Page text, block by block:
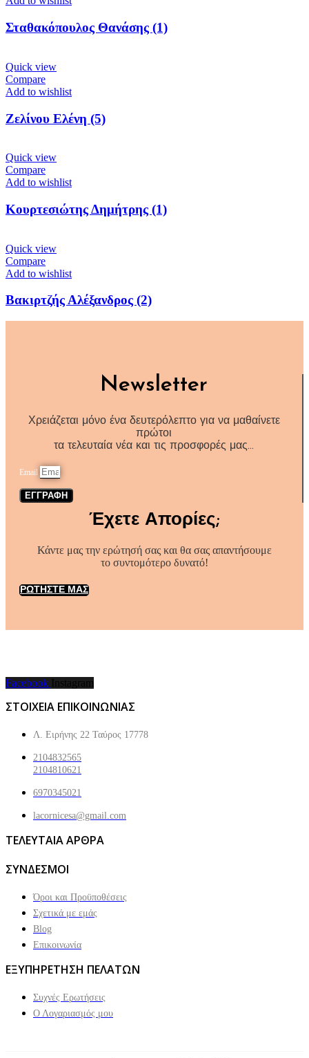
Σταθακόπουλος Θανάσης (1)
Quick view
Compare
Add to wishlist
Ζελίνου Ελένη (5)
Quick view
Compare
Add to wishlist
Κουρτεσιώτης Δημήτρης (1)
Quick view
Compare
Add to wishlist
Βακιρτζής Αλέξανδρος (2)
Newsletter
Χρειάζεται μόνο ένα δευτερόλεπτο για να μαθαίνετε
πρώτοι
τα τελευταία νέα και τις προσφορές μας…
Email
ΕΓΓΡΑΦΗ
Έχετε Απορίες;
Κάντε μας την ερώτησή σας και θα σας απαντήσουμε
το συντομότερο δυνατό!
ΡΩΤΗΣΤΕ ΜΑΣ
Facebook Instagram
ΣΤΟΙΧΕΙΑ ΕΠΙΚΟΙΝΩΝΙΑΣ
Λ. Ειρήνης 22 Ταύρος 17778
2104832565
2104810621
6970345021
lacornicesa@gmail.com
ΤΕΛΕΥΤΑΙΑ ΑΡΘΡΑ
ΣΥΝΔΕΣΜΟΙ
Όροι και Προϋποθέσεις
Σχετικά με εμάς
Blog
Επικοινωνία
ΕΞΥΠΗΡΕΤΗΣΗ ΠΕΛΑΤΩΝ
Συχνές Ερωτήσεις
Ο Λογαριασμός μου